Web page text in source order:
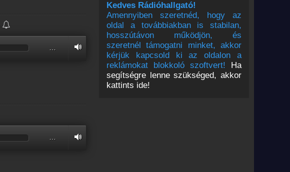
Kedves Rádióhallgató!
Amennyiben szeretnéd, hogy az
oldal a továbbiakban is stabilan,
hosszútávon működjön, és
szeretnél támogatni minket, akkor
kérjük kapcsold ki az oldalon a
reklámokat blokkoló szoftvert!
Ha
segítségre lenne szükséged, akkor
kattints ide!
…